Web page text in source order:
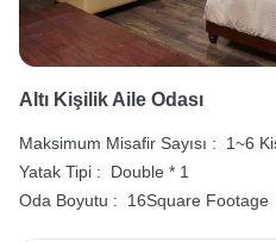
Altı Kişilik Aile Odası
Maksimum Misafir Sayısı :
1~6
Yatak Tipi :
Double * 1
Oda Boyutu :
16Square Footage